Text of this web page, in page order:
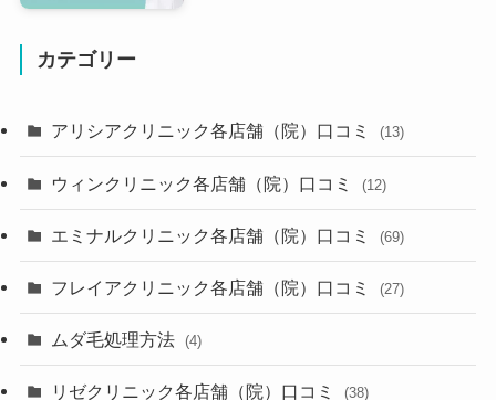
カテゴリー
アリシアクリニック各店舗（院）口コミ (13)
ウィンクリニック各店舗（院）口コミ (12)
エミナルクリニック各店舗（院）口コミ (69)
フレイアクリニック各店舗（院）口コミ (27)
ムダ毛処理方法 (4)
リゼクリニック各店舗（院）口コミ (38)